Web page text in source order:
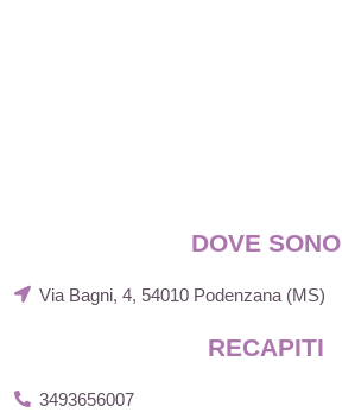
DOVE SONO
Via Bagni, 4, 54010 Podenzana (MS)
RECAPITI
3493656007